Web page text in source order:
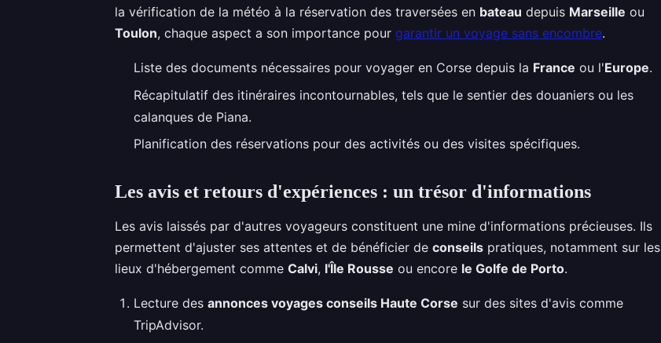
la vérification de la météo à la réservation des traversées en bateau depuis Marseille ou
Toulon, chaque aspect a son importance pour garantir un voyage sans encombre.
Liste des documents nécessaires pour voyager en Corse depuis la France ou l'Europe.
Récapitulatif des itinéraires incontournables, tels que le sentier des douaniers ou les
calanques de Piana.
Planification des réservations pour des activités ou des visites spécifiques.
Les avis et retours d'expériences : un trésor d'informations
Les avis laissés par d'autres voyageurs constituent une mine d'informations précieuses. Ils
permettent d'ajuster ses attentes et de bénéficier de conseils pratiques, notamment sur les
lieux d'hébergement comme Calvi, l'Île Rousse ou encore le Golfe de Porto.
Lecture des annonces voyages conseils Haute Corse sur des sites d'avis comme
TripAdvisor.